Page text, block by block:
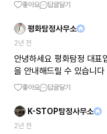
좋아요 답글달기
평화탐정사무소
2년 전
안녕하세요 평화탐정 대표
을 안내해드릴 수 있습니
좋아요 답글달기
K-STOP탐정사무소
2년 전